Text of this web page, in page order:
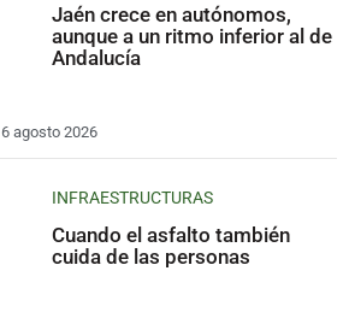
Jaén crece en autónomos,
aunque a un ritmo inferior al de
Andalucía
6 agosto 2026
INFRAESTRUCTURAS
Cuando el asfalto también
cuida de las personas